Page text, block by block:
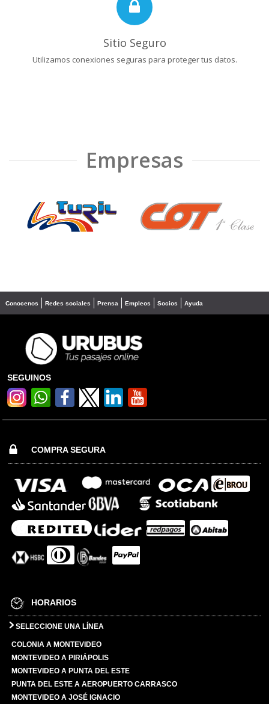
Sitio Seguro
Utilizamos conexiones seguras para proteger tus datos.
Empresas
❮ ❯
Conocenos Redes sociales Prensa Empleos Socios Ayuda
SEGUINOS
COMPRA SEGURA
HORARIOS
SELECCIONE UNA LÍNEA
COLONIA A MONTEVIDEO
MONTEVIDEO A PIRIÁPOLIS
MONTEVIDEO A PUNTA DEL ESTE
PUNTA DEL ESTE A AEROPUERTO CARRASCO
MONTEVIDEO A JOSÉ IGNACIO